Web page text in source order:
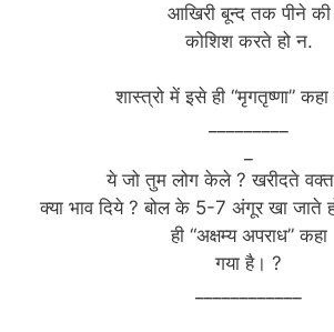
आखिरी बून्द तक पीने की
कोशिश करते हो न.
शास्त्रो में इसे ही “मृगतृष्णा” कहा
ये जो तुम लोग केले ? खरीदते
क्या भाव दिये ? बोल के 5-7 अंगूर खा जाते
ही “अक्षम्य अपराध” कहा
गया है। ?